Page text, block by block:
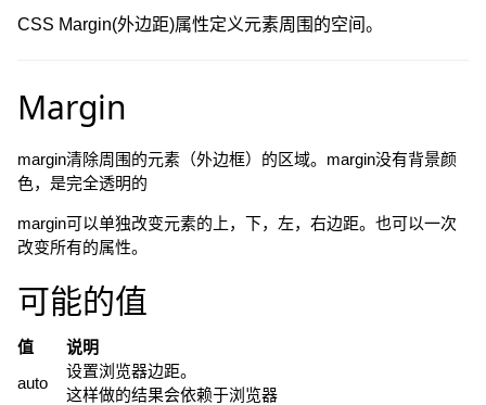
CSS Margin(外边距)属性定义元素周围的空间。
Margin
margin清除周围的元素（外边框）的区域。margin没有背景颜
色，是完全透明的
margin可以单独改变元素的上，下，左，右边距。也可以一次
改变所有的属性。
可能的值
值
说明
auto
设置浏览器边距。
这样做的结果会依赖于浏览器